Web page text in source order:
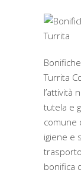
Turrita
l’attività
tutela e
comune
igiene e
bonifica